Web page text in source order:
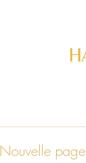
Nouvelle page